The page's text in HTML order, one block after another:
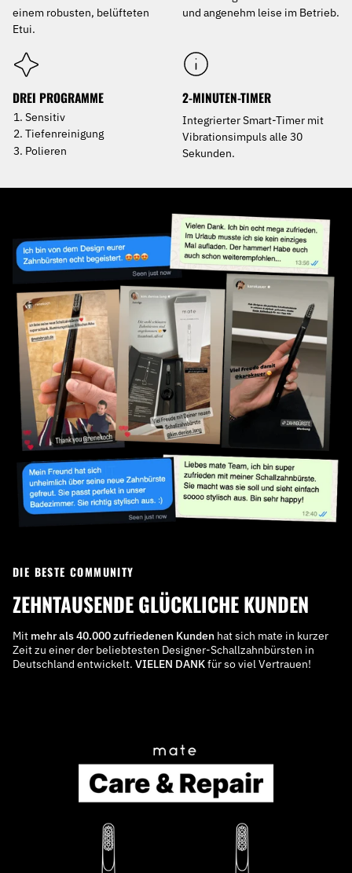
einem robusten, belüfteten
Etui.
und angenehm leise im Betrieb.
DREI PROGRAMME
Sensitiv
Tiefenreinigung
Polieren
2-MINUTEN-TIMER
Integrierter Smart-Timer mit
Vibrationsimpuls alle 30
Sekunden.
DIE BESTE COMMUNITY
ZEHNTAUSENDE GLÜCKLICHE KUNDEN
Mit mehr als 40.000 zufriedenen Kunden hat sich mate in kurzer
Zeit zu einer der beliebtesten Designer-Schallzahnbürsten in
Deutschland entwickelt. VIELEN DANKfür so viel Vertrauen!